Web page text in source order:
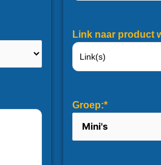
Link naar product
Groep:*